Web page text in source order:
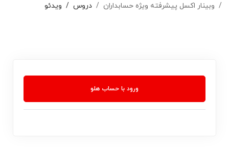
وبینار اکسل پیشرفته ویژه حسابداران
دروس ویدئو
ورود با حساب هلو